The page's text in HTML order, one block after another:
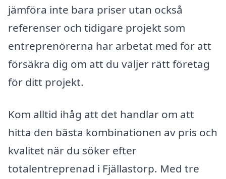
jämföra inte bara priser utan också
referenser och tidigare projekt som
entreprenörerna har arbetat med för att
försäkra dig om att du väljer rätt företag
för ditt projekt.
Kom alltid ihåg att det handlar om att
hitta den bästa kombinationen av pris och
kvalitet när du söker efter
totalentreprenad i Fjällastorp. Med tre